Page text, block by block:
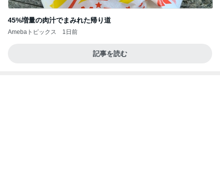
45%増量の肉汁でまみれた帰り道
Amebaトピックス 1日前
記事を読む